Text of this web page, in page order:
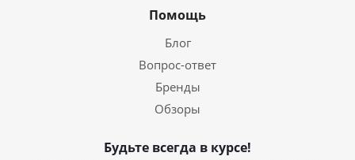
Помощь
Блог
Вопрос-ответ
Бренды
Обзоры
Будьте всегда в курсе!